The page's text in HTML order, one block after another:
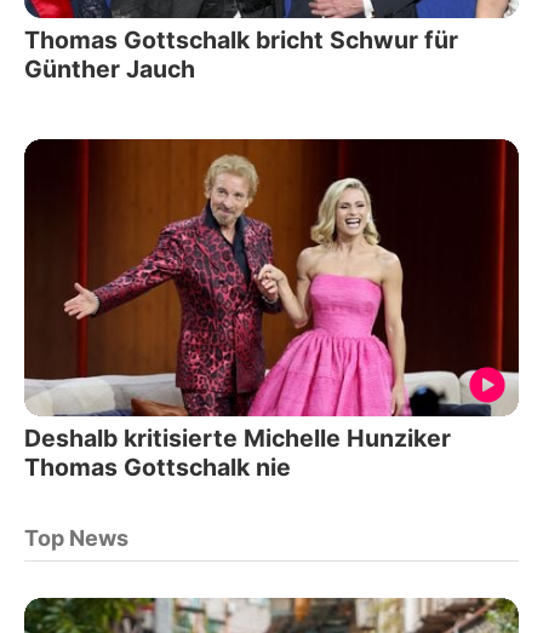
Thomas Gottschalk bricht Schwur für
Günther Jauch
Deshalb kritisierte Michelle Hunziker
Thomas Gottschalk nie
Top News